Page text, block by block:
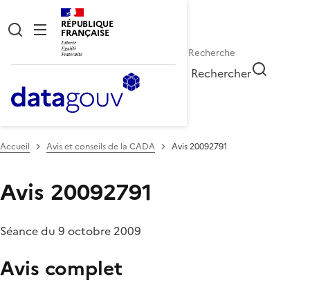
RÉPUBLIQUE
FRANÇAISE
Rechercher
Accueil Avis et conseils de la CADA Avis 20092791
Avis 20092791
Séance du 9 octobre 2009
Avis complet